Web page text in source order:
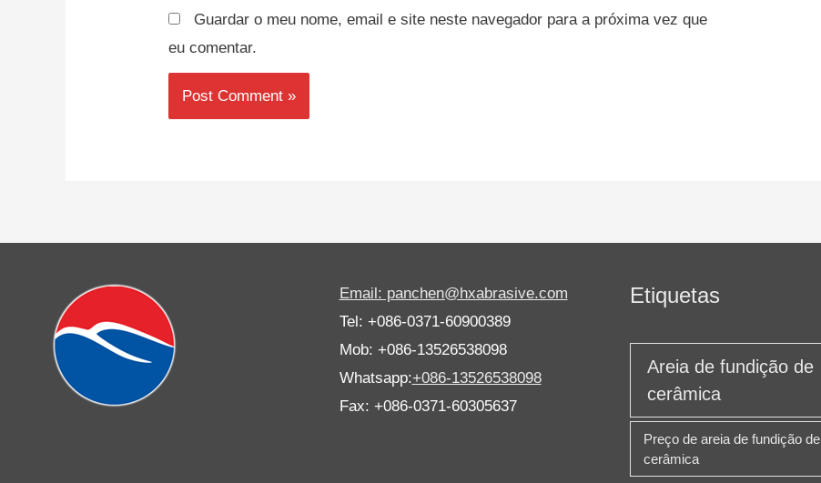
Guardar o meu nome, email e site neste navegador para a próxima vez que
eu comentar.
Email: panchen@hxabrasive.com
Tel: +086-0371-60900389
Mob: +086-13526538098
Whatsapp:+086-13526538098
Fax: +086-0371-60305637
Etiquetas
Areia de fundição de
cerâmica
Preço de areia de fundição de
cerâmica